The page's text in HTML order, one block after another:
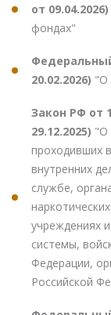
от 09.04.2026)
фондах"
20.02.2026) "О
Закон РФ от
29.12.2025) "О
проходивших
внутренних
службе,
учреждениях
системы,
Федерации,
Российской